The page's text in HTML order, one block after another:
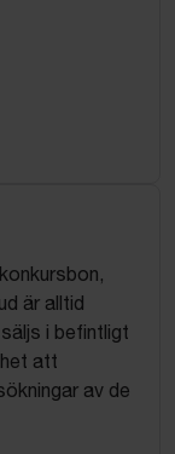
är alltid
i befintligt
att
av de